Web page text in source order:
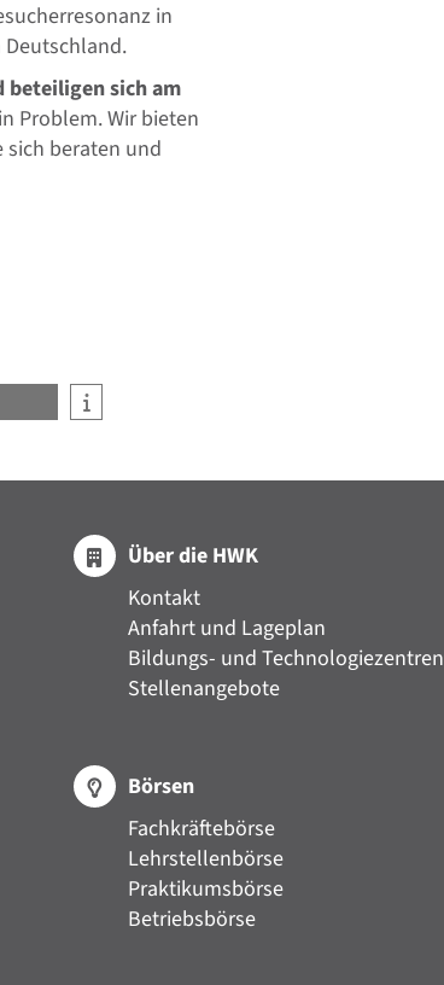
in
beteiligen sich am
Problem. Wir bieten
sich beraten und
Über die HWK
Kontakt
Anfahrt und Lageplan
Bildungs- und Technologiezentren
Stellenangebote
Börsen
Fachkräftebörse
Lehrstellenbörse
Praktikumsbörse
Betriebsbörse